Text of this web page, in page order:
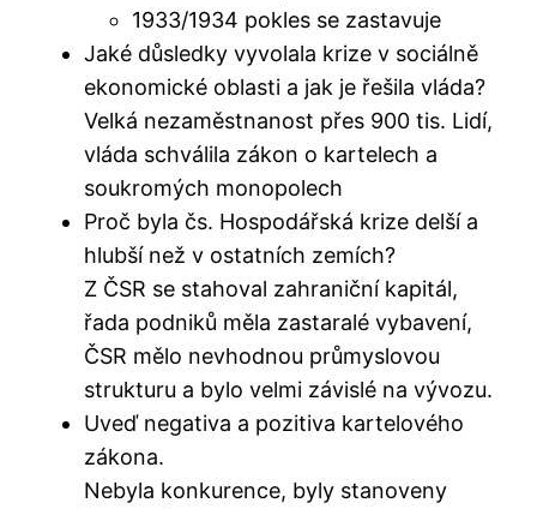
1933/1934 pokles se zastavuje
Jaké důsledky vyvolala krize v sociálně
ekonomické oblasti a jak je řešila vláda?
Velká nezaměstnanost přes 900 tis. Lidí,
vláda schválila zákon o kartelech a
soukromých monopolech
Proč byla čs. Hospodářská krize delší a
hlubší než v ostatních zemích?
Z ČSR se stahoval zahraniční kapitál,
řada podniků měla zastaralé vybavení,
ČSR mělo nevhodnou průmyslovou
strukturu a bylo velmi závislé na vývozu.
Uveď negativa a pozitiva kartelového
zákona.
Nebyla konkurence, byly stanoveny